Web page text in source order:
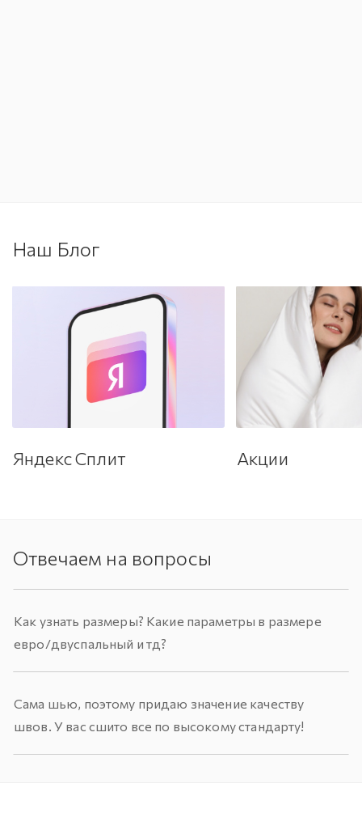
Наш Блог
Яндекс Сплит Акции
Отвечаем на вопросы
Как узнать размеры? Какие параметры в размере
евро/двуспальный и тд?
Сама шью, поэтому придаю значение качеству
швов. У вас сшито все по высокому стандарту!